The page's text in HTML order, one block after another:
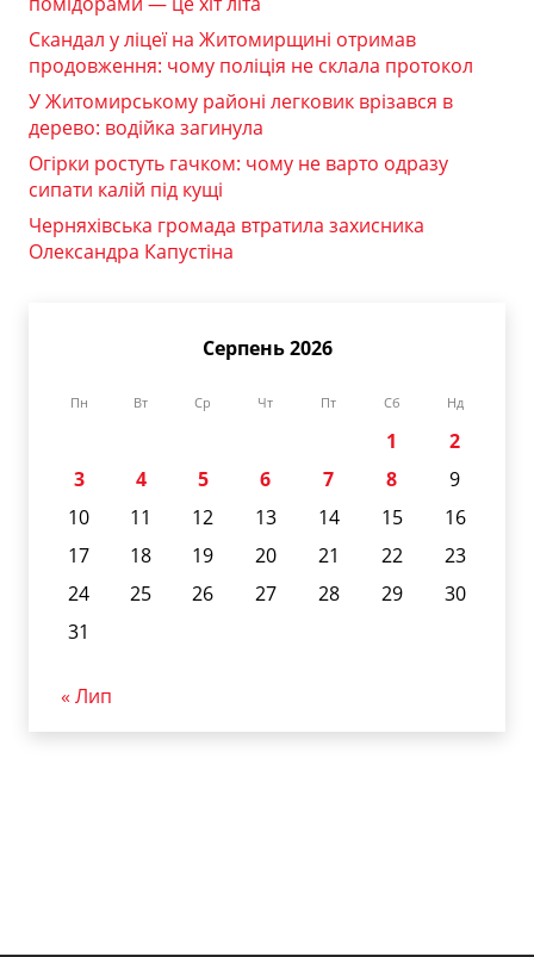
Скандал у ліцеї на Житомирщині отримав
продовження: чому поліція не склала протокол
У Житомирському районі легковик врізався в
дерево: водійка загинула
Огірки ростуть гачком: чому не варто одразу
сипати калій під кущі
Черняхівська громада втратила захисника
Олександра Капустіна
Серпень 2026
Пн Вт Ср Чт Пт Сб Нд
1
2
3
4 5 6 7 8
9
10
11 12 13 14 15
16
17
18 19 20 21 22
23
24
25 26 27 28 29
30
31
« Лип